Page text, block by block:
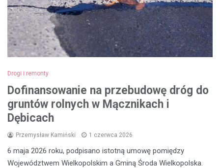
Drogi i remonty
Dofinansowanie na przebudowę dróg do
gruntów rolnych w Mącznikach i
Dębicach
Przemysław Kamiński 1 czerwca 2026
6 maja 2026 roku, podpisano istotną umowę pomiędzy
Województwem Wielkopolskim a Gminą Środa Wielkopolska.